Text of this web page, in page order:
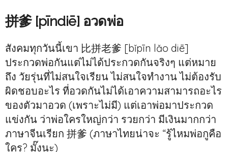
拼爹 [pīndiē] อวดพ่อ
สังคมทุกวันนี้เขา 比拼老爹 [bǐpīn lǎo diē]
ประกวดพ่อกันแต่ไม่ได้ประกวดกันจริงๆ แต่หมาย
ถึง วัยรุ่นที่ไม่สนใจเรียน ไม่สนใจทำงาน ไม่ต้องรับ
ผิดชอบอะไร ที่อวดกันไม่ได้เอาความสามารถอะไร
ของตัวมาอวด (เพราะไม่มี) แต่เอาพ่อมาประกวด
แข่งกัน ว่าพ่อใครใหญ่กว่า รวยกว่า มีเงินมากกว่า
ภาษาจีนเรียก 拼爹 (ภาษาไทยน่าจะ “รู้ไหมพ่อกูคือ
ใคร? มั๊งนะ)